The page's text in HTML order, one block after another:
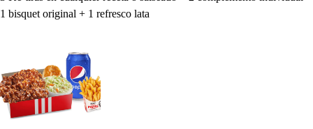
1 bisquet original + 1 refresco lata